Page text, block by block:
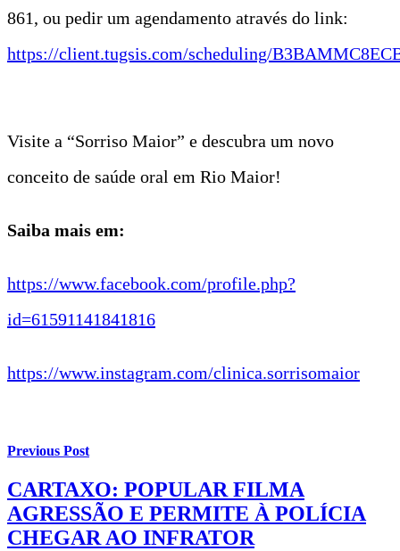
861, ou pedir um agendamento através do link:
https://client.tugsis.com/scheduling/
Visite a “Sorriso Maior” e descubra um novo
conceito de saúde oral em Rio Maior!
Saiba mais em:
https://www.facebook.com/profile.php?
id=61591141841816
https://www.instagram.com/clinica.sorrisomaior
Previous Post
CARTAXO: POPULAR FILMA
AGRESSÃO E PERMITE À POLÍCIA
CHEGAR AO INFRATOR